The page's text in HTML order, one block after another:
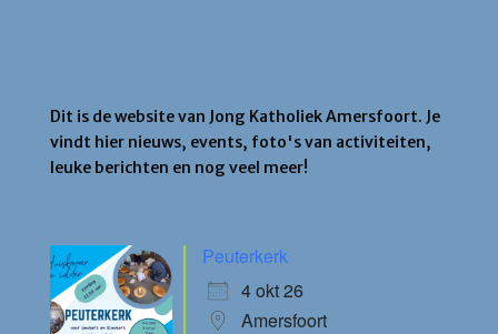
Dit is de website van Jong Katholiek Amersfoort. Je
vindt hier nieuws, events, foto's van activiteiten,
leuke berichten en nog veel meer!
Peuterkerk
4 okt 26
Amersfoort